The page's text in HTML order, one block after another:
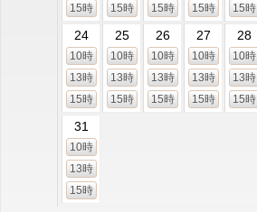
15時
15時
15時
15時
15時
24
10時
13時
15時
25
10時
13時
15時
26
10時
13時
15時
27
10時
13時
15時
28
10時
13時
15時
31
10時
13時
15時